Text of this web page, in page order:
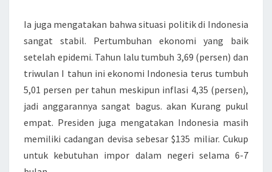
Ia juga mengatakan bahwa situasi politik di Indonesia
sangat stabil. Pertumbuhan ekonomi yang baik
setelah epidemi. Tahun lalu tumbuh 3,69 (persen) dan
triwulan I tahun ini ekonomi Indonesia terus tumbuh
5,01 persen per tahun meskipun inflasi 4,35 (persen),
jadi anggarannya sangat bagus. akan Kurang pukul
empat. Presiden juga mengatakan Indonesia masih
memiliki cadangan devisa sebesar $135 miliar. Cukup
untuk kebutuhan impor dalam negeri selama 6-7